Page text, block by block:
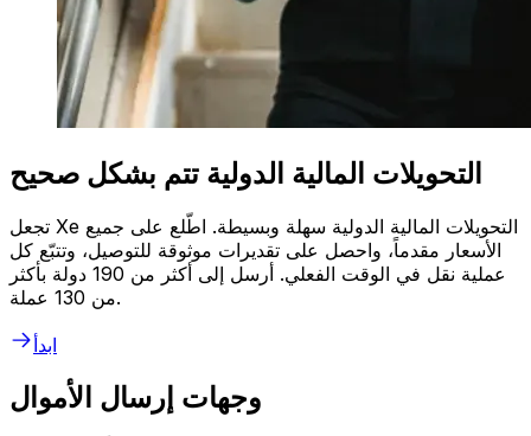
التحويلات المالية الدولية تتم بشكل صحيح
تجعل Xe التحويلات المالية الدولية سهلة وبسيطة. اطّلع على جميع
الأسعار مقدماً، واحصل على تقديرات موثوقة للتوصيل، وتتبّع كل
عملية نقل في الوقت الفعلي. أرسل إلى أكثر من 190 دولة بأكثر
من 130 عملة.
ابدأ
وجهات إرسال الأموال